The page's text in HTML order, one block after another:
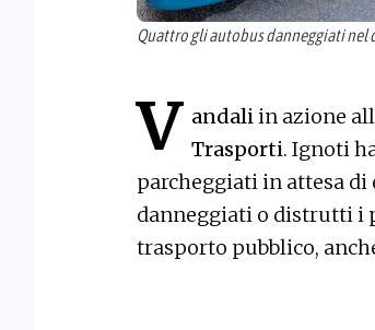
Quattro gli autobus danneggiati nel
V andaliin azione
Trasporti. Ignoti
parcheggiati in attesa
danneggiati o distrutti i
trasporto pubblico,